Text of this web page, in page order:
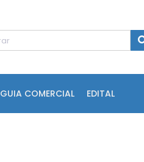
GUIA COMERCIAL EDITAL